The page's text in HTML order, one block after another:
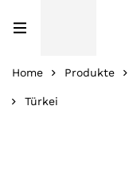
Home Produkte
Türkei